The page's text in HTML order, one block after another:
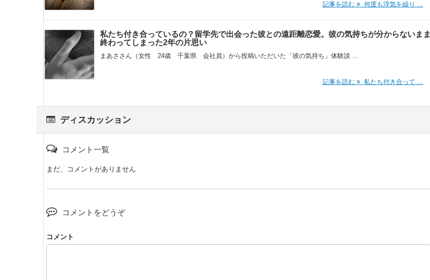
記事を読む 何度も浮気を繰り ...
私たち付き合っているの？留学先で出会った彼との遠距離恋愛。彼の気持ちが分からないまま
終わってしまった2年の片思い
まあささん（女性 24歳 千葉県 会社員）から投稿いただいた「彼の気持ち」体験談 ...
記事を読む 私たち付き合って ...
ディスカッション
コメント一覧
まだ、コメントがありません
コメントをどうぞ
コメント